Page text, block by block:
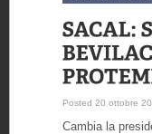
Posted 20 ottobre
Cambia la